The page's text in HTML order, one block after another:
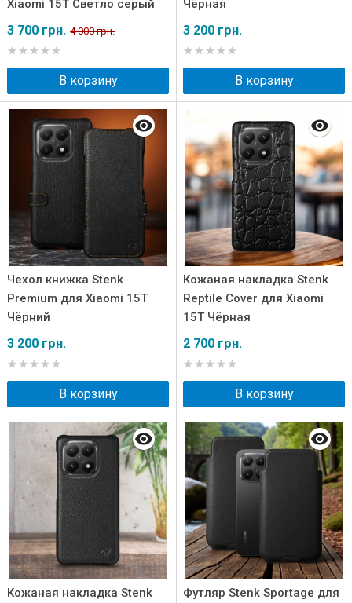
Xiaomi 15T Светло серый
3 700 грн. 4 000 грн.
В корзину
Чёрная
3 200 грн.
В корзину
Чехол книжка Stenk
Premium для Xiaomi 15T
Чёрний
3 200 грн.
В корзину
Кожаная накладка Stenk
Reptile Cover для Xiaomi
15T Чёрная
2 700 грн.
В корзину
Кожаная накладка Stenk
Футляр Stenk Sportage для